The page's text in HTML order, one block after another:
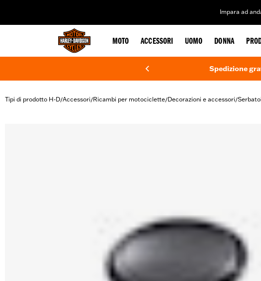
Impara ad
MOTO ACCESSORI UOMO DONNA
Spedizione
Tipi di prodotto H-D/Accessori/Ricambi per motociclette/Decorazioni e accessori/